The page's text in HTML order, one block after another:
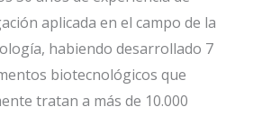
aplicada en el campo de la
habiendo desarrollado 7
biotecnológicos que
tratan a más de 10.000